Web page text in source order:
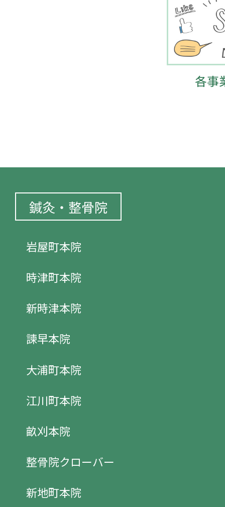
各事
鍼灸・整骨院
岩屋町本院
時津町本院
新時津本院
諫早本院
大浦町本院
江川町本院
畝刈本院
整骨院クローバー
新地町本院